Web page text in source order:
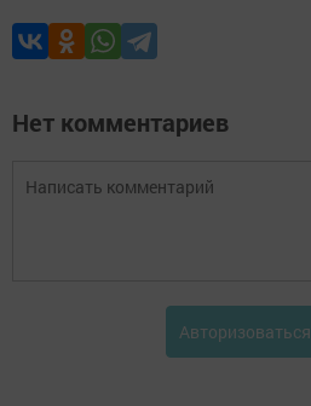
Нет комментариев
Авторизоваться